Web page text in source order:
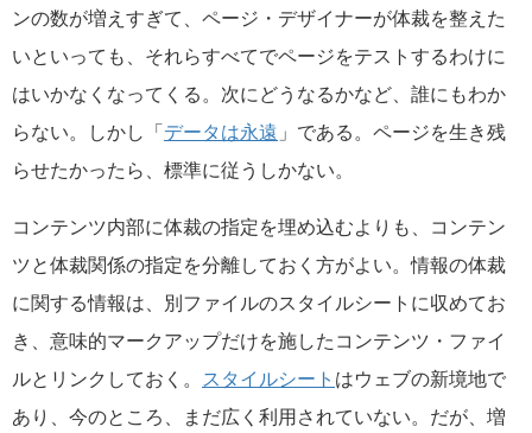
ンの数が増えすぎて、ページ・デザイナーが体裁を整えた
いといっても、それらすべてでページをテストするわけに
はいかなくなってくる。次にどうなるかなど、誰にもわか
らない。しかし「データは永遠 」である。ページを生き残
らせたかったら、標準に従うしかない。
コンテンツ内部に体裁の指定を埋め込むよりも、コンテン
ツと体裁関係の指定を分離しておく方がよい。情報の体裁
に関する情報は、別ファイルのスタイルシートに収めてお
き、意味的マークアップだけを施したコンテンツ・ファイ
ルとリンクしておく。 スタイルシート はウェブの新境地で
あり、今のところ、まだ広く利用されていない。だが、増